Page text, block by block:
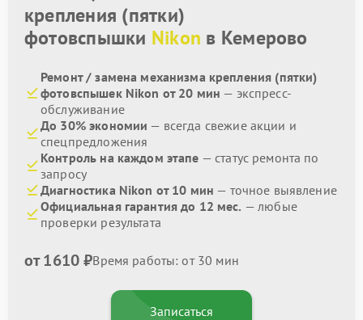
крепления (пятки)
фотовспышки Nikon в Кемерово
Ремонт / замена механизма крепления (пятки)
фотовспышек Nikon от 20 мин — экспресс-
обслуживание
До 30% экономии — всегда свежие акции и
спецпредложения
Контроль на каждом этапе — статус ремонта по
запросу
Диагностика Nikon от 10 мин — точное выявление
Официальная гарантия до 12 мес. — любые
проверки результата
от 1610 ₽Время работы: от 30 мин
Записаться